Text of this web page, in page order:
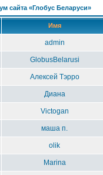
сайта «Глобус Беларуси»
Имя
admin
GlobusBelarusi
Алексей Тэрро
Диана
Victogan
маша п.
olik
Marina